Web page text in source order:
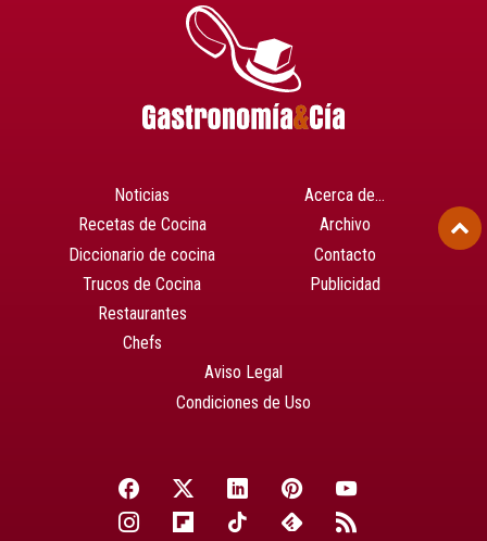
Noticias
Recetas de Cocina
Diccionario de cocina
Trucos de Cocina
Restaurantes
Chefs
Acerca de…
Archivo
Contacto
Publicidad
Aviso Legal
Condiciones de Uso